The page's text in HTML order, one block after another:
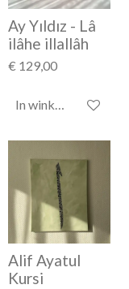
Ay Yıldız - Lâ
ilâhe illallâh
€ 129,00
In winkelwagen
Alif Ayatul
Kursi